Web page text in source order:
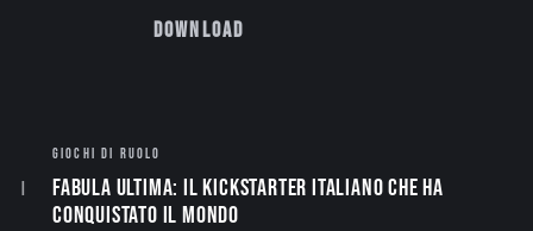
Download
GIOCHI DI RUOLO
Fabula Ultima: il Kickstarter italiano che ha
conquistato il mondo